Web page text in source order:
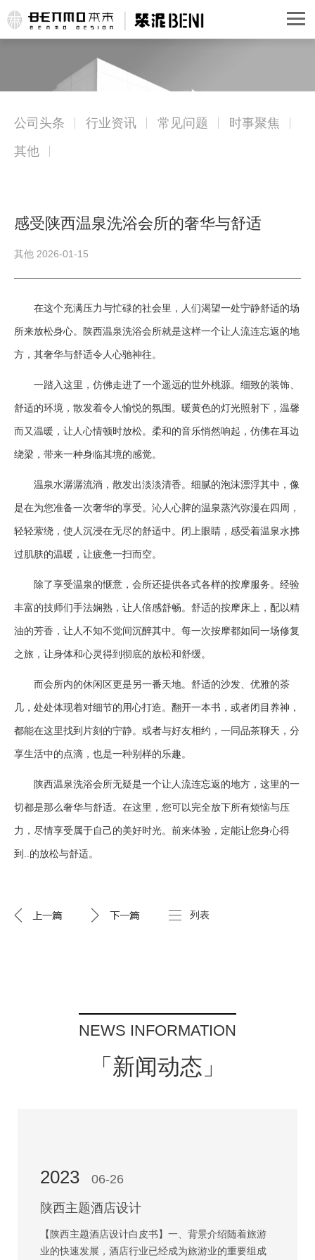
公司头条 行业资讯 常见问题
时事聚焦
其他
感受陕西温泉洗浴会所的奢华与舒适
其他 2026-01-15
在这个充满压力与忙碌的社会里，人们渴望一处宁静舒适的场
所来放松身心。陕西温泉洗浴会所就是这样一个让人流连忘返的地
方，其奢华与舒适令人心驰神往。
一踏入这里，仿佛走进了一个遥远的世外桃源。细致的装饰、
舒适的环境，散发着令人愉悦的氛围。暖黄色的灯光照射下，温馨
而又温暖，让人心情顿时放松。柔和的音乐悄然响起，仿佛在耳边
绕梁，带来一种身临其境的感觉。
温泉水潺潺流淌，散发出淡淡清香。细腻的泡沫漂浮其中，像
是在为您准备一次奢华的享受。沁人心脾的温泉蒸汽弥漫在四周，
轻轻萦绕，使人沉浸在无尽的舒适中。闭上眼睛，感受着温泉水拂
过肌肤的温暖，让疲惫一扫而空。
除了享受温泉的惬意，会所还提供各式各样的按摩服务。经验
丰富的技师们手法娴熟，让人倍感舒畅。舒适的按摩床上，配以精
油的芳香，让人不知不觉间沉醉其中。每一次按摩都如同一场修复
之旅，让身体和心灵得到彻底的放松和舒缓。
而会所内的休闲区更是另一番天地。舒适的沙发、优雅的茶
几，处处体现着对细节的用心打造。翻开一本书，或者闭目养神，
都能在这里找到片刻的宁静。或者与好友相约，一同品茶聊天，分
享生活中的点滴，也是一种别样的乐趣。
陕西温泉洗浴会所无疑是一个让人流连忘返的地方，这里的一
切都是那么奢华与舒适。在这里，您可以完全放下所有烦恼与压
力，尽情享受属于自己的美好时光。前来体验，定能让您身心得
到..的放松与舒适。
列表
NEWS INFORMATION
「新闻动态」
2023 06-26
陕西主题酒店设计
【陕西主题酒店设计白皮书】一、背景介绍随着旅游
业的快速发展，酒店行业已经成为旅游业的重要组成